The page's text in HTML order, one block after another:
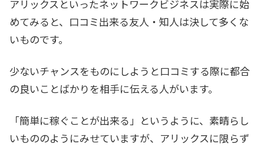
アリックスといったネットワークビジネスは実際に始
めてみると、口コミ出来る友人・知人は決して多くな
いものです。
少ないチャンスをものにしようと口コミする際に都合
の良いことばかりを相手に伝える人がいます。
「簡単に稼ぐことが出来る」というように、素晴らし
いもののようにみせていますが、アリックスに限らず